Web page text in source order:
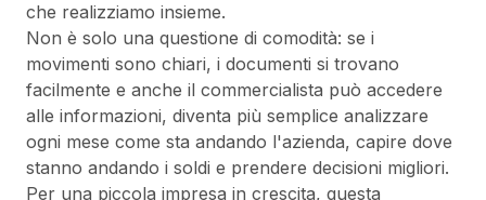
che realizziamo insieme.
Non è solo una questione di comodità: se i
movimenti sono chiari, i documenti si trovano
facilmente e anche il commercialista può accedere
alle informazioni, diventa più semplice analizzare
ogni mese come sta andando l'azienda, capire dove
stanno andando i soldi e prendere decisioni migliori.
Per una piccola impresa in crescita, questa